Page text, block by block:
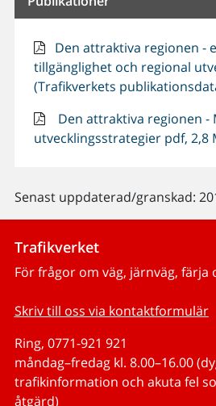
Den attraktiva regionen -
tillgänglighet och regional
(Trafikverkets
Den attraktiva regionen -
utvecklingsstrategier pdf, 2,8
Senast uppdaterad/granskad:
Trafikverket
För frågor om väg, järnväg, färja
Skriv till oss via kontaktformulär
Ring, 0771-921 921
måndag–fredag kl. 8.00–16.00
trafikinformation och akuta fel
åtgärd)